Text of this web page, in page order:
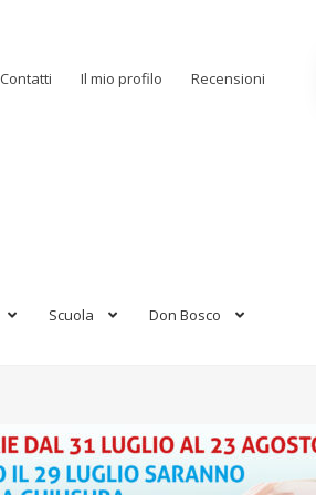
Contatti Il mio profilo Recensioni
Scuola Don Bosco